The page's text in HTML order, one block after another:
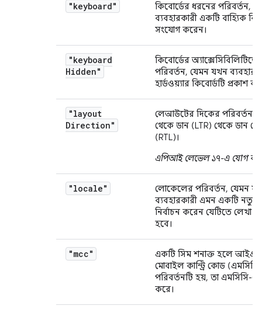
"keyboard"
কিবোর্ডের ধরনের পরিবর্তন,
ব্যবহারকারী একটি বাহ্যিক
সংযোগ করেন।
"keyboard
Hidden"
কিবোর্ডের
পরিবর্তন, যেমন যখন
হার্ডওয়্যার কিবোর্ডটি প্রকাশ
"layout
Direction"
লেআউটের দিকের পরিবর্তন,
থেকে ডান (LTR) থেকে ডান
(RTL)।
এপিআই লেভেল ১৭-এ যোগ
"locale"
লোকেলের পরিবর্তন, যেমন
ব্যবহারকারী এমন একটি নতুন
নির্বাচন করেন যেটিতে লেখা
হবে।
"mcc"
একটি সিম শনাক্ত হলে
মোবাইল কান্ট্রি কোড
পরিবর্তনটি হয়, তা এমসিসি-
করে।